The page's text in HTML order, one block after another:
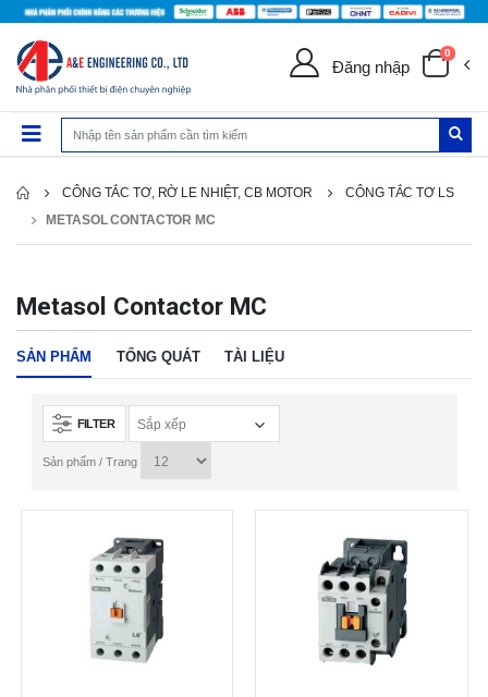
Đăng nhập
0
CÔNG TẮC TƠ, RỜ LE NHIỆT, CB MOTOR
CÔNG TẮC TƠ LS
METASOL CONTACTOR MC
Metasol Contactor MC
SẢN PHẨM TỔNG QUÁT TÀI LIỆU
FILTER
Sản phẩm / Trang